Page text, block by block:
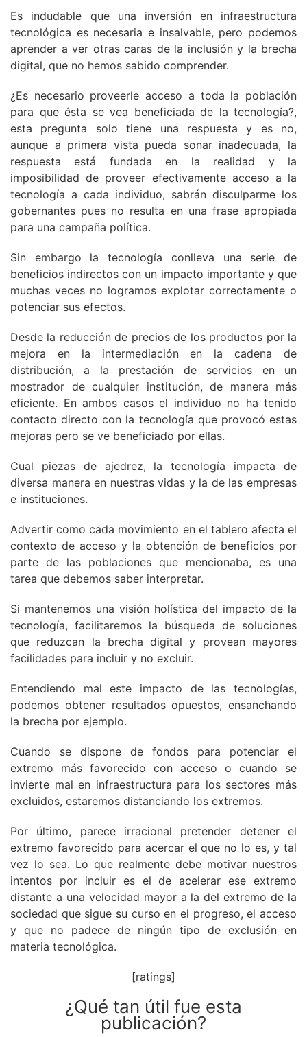
Es indudable que una inversión en infraestructura
tecnológica es necesaria e insalvable, pero podemos
aprender a ver otras caras de la inclusión y la brecha
digital, que no hemos sabido comprender.
¿Es necesario proveerle acceso a toda la población
para que ésta se vea beneficiada de la tecnología?,
esta pregunta solo tiene una respuesta y es no,
aunque a primera vista pueda sonar inadecuada, la
respuesta está fundada en la realidad y la
imposibilidad de proveer efectivamente acceso a la
tecnología a cada individuo, sabrán disculparme los
gobernantes pues no resulta en una frase apropiada
para una campaña política.
Sin embargo la tecnología conlleva una serie de
beneficios indirectos con un impacto importante y que
muchas veces no logramos explotar correctamente o
potenciar sus efectos.
Desde la reducción de precios de los productos por la
mejora en la intermediación en la cadena de
distribución, a la prestación de servicios en un
mostrador de cualquier institución, de manera más
eficiente. En ambos casos el individuo no ha tenido
contacto directo con la tecnología que provocó estas
mejoras pero se ve beneficiado por ellas.
Cual piezas de ajedrez, la tecnología impacta de
diversa manera en nuestras vidas y la de las empresas
e instituciones.
Advertir como cada movimiento en el tablero afecta el
contexto de acceso y la obtención de beneficios por
parte de las poblaciones que mencionaba, es una
tarea que debemos saber interpretar.
Si mantenemos una visión holística del impacto de la
tecnología, facilitaremos la búsqueda de soluciones
que reduzcan la brecha digital y provean mayores
facilidades para incluir y no excluir.
Entendiendo mal este impacto de las tecnologías,
podemos obtener resultados opuestos, ensanchando
la brecha por ejemplo.
Cuando se dispone de fondos para potenciar el
extremo más favorecido con acceso o cuando se
invierte mal en infraestructura para los sectores más
excluidos, estaremos distanciando los extremos.
Por último, parece irracional pretender detener el
extremo favorecido para acercar el que no lo es, y tal
vez lo sea. Lo que realmente debe motivar nuestros
intentos por incluir es el de acelerar ese extremo
distante a una velocidad mayor a la del extremo de la
sociedad que sigue su curso en el progreso, el acceso
y que no padece de ningún tipo de exclusión en
materia tecnológica.
[ratings]
¿Qué tan útil fue esta
publicación?